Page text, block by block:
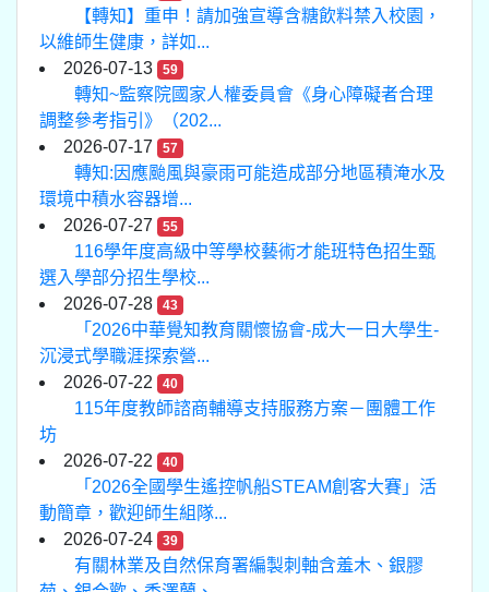
【轉知】重申！請加強宣導含糖飲料禁入校園，
以維師生健康，詳如...
2026-07-13
59
轉知~監察院國家人權委員會《身心障礙者合理
調整參考指引》（202...
2026-07-17
57
轉知:因應颱風與豪雨可能造成部分地區積淹水及
環境中積水容器增...
2026-07-27
55
116學年度高級中等學校藝術才能班特色招生甄
選入學部分招生學校...
2026-07-28
43
「2026中華覺知教育關懷協會-成大一日大學生-
沉浸式學職涯探索營...
2026-07-22
40
115年度教師諮商輔導支持服務方案－團體工作
坊
2026-07-22
40
「2026全國學生遙控帆船STEAM創客大賽」活
動簡章，歡迎師生組隊...
2026-07-24
39
有關林業及自然保育署編製刺軸含羞木、銀膠